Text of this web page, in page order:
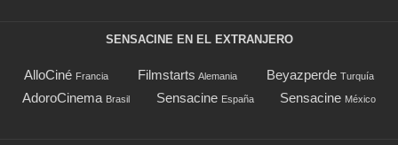
SENSACINE EN EL EXTRANJERO
AlloCiné Francia Filmstarts Alemania Beyazperde Turquía
AdoroCinema Brasil Sensacine España Sensacine México